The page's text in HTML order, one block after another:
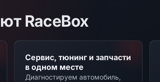
RaceBox
Сервис, тюнинг и запчасти
в одном месте
Диагностируем автомобиль,